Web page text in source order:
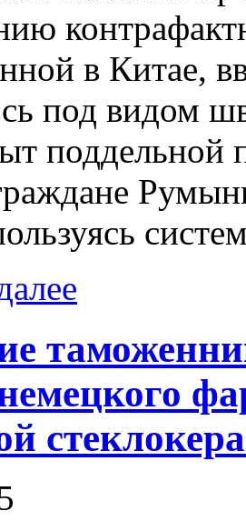
в Китае,
под видом
поддельной